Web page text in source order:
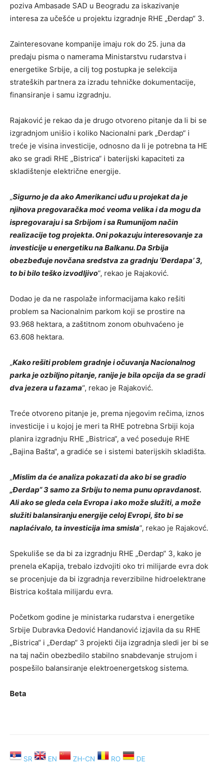
poziva Ambasade SAD u Beogradu za iskazivanje
interesa za učešće u projektu izgradnje RHE „Đerdap“ 3.
Zainteresovane kompanije imaju rok do 25. juna da
predaju pisma o namerama Ministarstvu rudarstva i
energetike Srbije, a cilj tog postupka je selekcija
strateških partnera za izradu tehničke dokumentacije,
finansiranje i samu izgradnju.
Rajaković je rekao da je drugo otvoreno pitanje da li bi se
izgradnjom unišio i koliko Nacionalni park „Đerdap“ i
treće je visina investicije, odnosno da li je potrebna ta HE
ako se gradi RHE „Bistrica“ i baterijski kapaciteti za
skladištenje električne energije.
„Sigurno je da ako Amerikanci uđu u projekat da je
njihova pregovaračka moć veoma velika i da mogu da
ispregovaraju i sa Srbijom i sa Rumunijom način
realizacije tog projekta. Oni pokazuju interesovanje za
investicije u energetiku na Balkanu. Da Srbija
obezbeđuje novčana sredstva za gradnju ‘Đerdapa’ 3,
to bi bilo teško izvodljivo“, rekao je Rajaković.
Dodao je da ne raspolaže informacijama kako rešiti
problem sa Nacionalnim parkom koji se prostire na
93.968 hektara, a zaštitnom zonom obuhvaćeno je
63.608 hektara.
„Kako rešiti problem gradnje i očuvanja Nacionalnog
parka je ozbiljno pitanje, ranije je bila opcija da se gradi
dva jezera u fazama“, rekao je Rajaković.
Treće otvoreno pitanje je, prema njegovim rečima, iznos
investicije i u kojoj je meri ta RHE potrebna Srbiji koja
planira izgradnju RHE „Bistrica“, a već poseduje RHE
„Bajina Bašta“, a gradiće se i sistemi baterijskih skladišta.
„Mislim da će analiza pokazati da ako bi se gradio
„Đerdap“ 3 samo za Srbiju to nema punu opravdanost.
Ali ako se gleda cela Evropa i ako može služiti, a može
služiti balansiranju energije celoj Evropi, što bi se
naplaćivalo, ta investicija ima smisla“, rekao je Rajakovć.
Spekuliše se da bi za izgradnju RHE „Đerdap“ 3, kako je
prenela eKapija, trebalo izdvojiti oko tri milijarde evra dok
se procenjuje da bi izgradnja reverzibilne hidroelektrane
Bistrica koštala milijardu evra.
Početkom godine je ministarka rudarstva i energetike
Srbije Dubravka Đedović Handanović izjavila da su RHE
„Bistrica“ i „Đerdap“ 3 projekti čija izgradnja sledi jer bi se
na taj način obezbedilo stabilno snabdevanje strujom i
pospešilo balansiranje elektroenergetskog sistema.
Beta
SR EN ZH-CN RO DE